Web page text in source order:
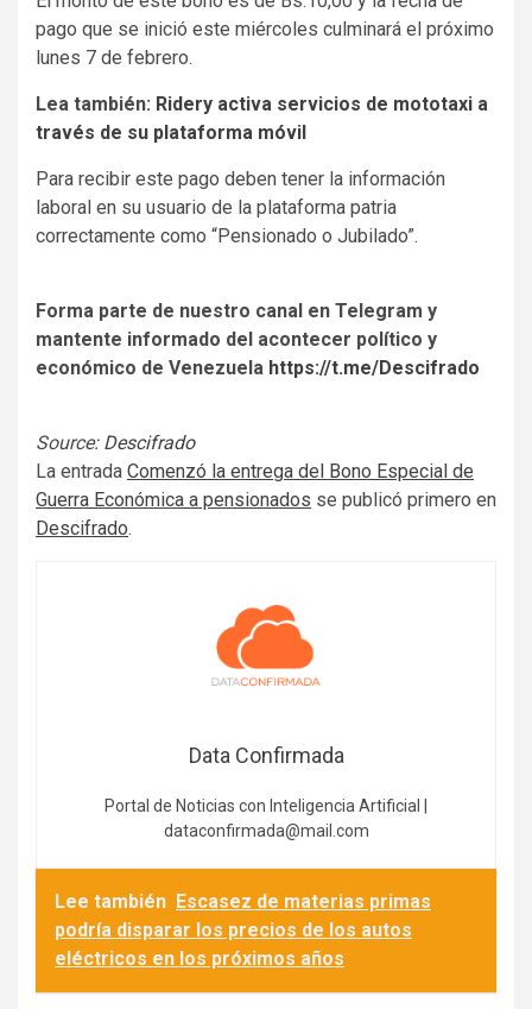
pago que se inició este miércoles culminará el próximo
lunes 7 de febrero.
Lea también: Ridery activa servicios de mototaxi a
través de su plataforma móvil
Para recibir este pago deben tener la información
laboral en su usuario de la plataforma patria
correctamente como “Pensionado o Jubilado”.
Forma parte de nuestro canal en Telegram y
mantente informado del acontecer político y
económico de Venezuela https://t.me/Descifrado
Source: Descifrado
La entrada Comenzó la entrega del Bono Especial de
Guerra Económica a pensionados se publicó primero en
Descifrado.
Data Confirmada
Portal de Noticias con Inteligencia Artificial |
dataconfirmada@mail.com
Lee también Escasez de materias primas
podría disparar los precios de los autos
eléctricos en los próximos años